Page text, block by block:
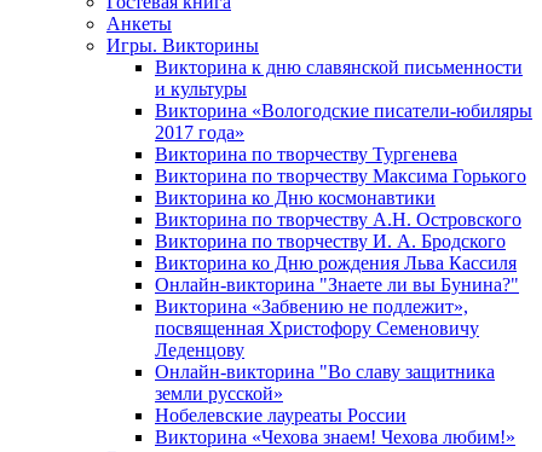
Анкеты
Игры. Викторины
Викторина к дню славянской письменности
и культуры
Викторина «Вологодские писатели-юбиляры
2017 года»
Викторина по творчеству Тургенева
Викторина по творчеству Максима Горького
Викторина ко Дню космонавтики
Викторина по творчеству А.Н. Островского
Викторина по творчеству И. А. Бродского
Викторина ко Дню рождения Льва Кассиля
Онлайн-викторина "Знаете ли вы Бунина?"
Викторина «Забвению не подлежит»,
посвященная Христофору Семеновичу
Леденцову
Онлайн-викторина "Во славу защитника
земли русской»
Нобелевские лауреаты России
Викторина «Чехова знаем! Чехова любим!»